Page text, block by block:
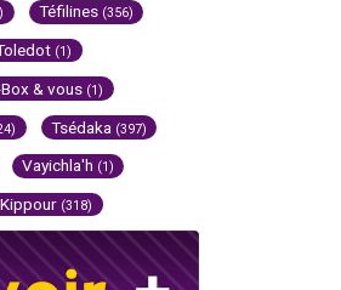
Téfilines (356)
(1)
& vous (1)
Tsédaka (397)
Vayichla'h (1)
(318)